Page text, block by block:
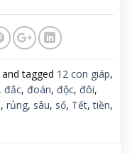
and tagged 12 con giáp,
, đắc, đoán, độc, đôi,
, rủng, sâu, số, Tết,tiền,